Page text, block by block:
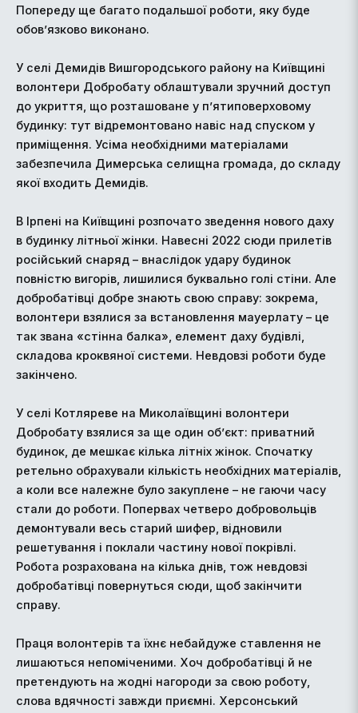
Попереду ще багато подальшої роботи, яку буде
обов’язково виконано.
У селі Демидів Вишгородського району на Київщині
волонтери Добробату облаштували зручний доступ
до укриття, що розташоване у п’ятиповерховому
будинку: тут відремонтовано навіс над спуском у
приміщення. Усіма необхідними матеріалами
забезпечила Димерська селищна громада, до складу
якої входить Демидів.
В Ірпені на Київщині розпочато зведення нового даху
в будинку літньої жінки. Навесні 2022 сюди прилетів
російський снаряд – внаслідок удару будинок
повністю вигорів, лишилися буквально голі стіни. Але
добробатівці добре знають свою справу: зокрема,
волонтери взялися за встановлення мауерлату – це
так звана «стінна балка», елемент даху будівлі,
складова кроквяної системи. Невдовзі роботи буде
закінчено.
У селі Котляреве на Миколаївщині волонтери
Добробату взялися за ще один об’єкт: приватний
будинок, де мешкає кілька літніх жінок. Спочатку
ретельно обрахували кількість необхідних матеріалів,
а коли все належне було закуплене – не гаючи часу
стали до роботи. Попервах четверо добровольців
демонтували весь старий шифер, відновили
решетування і поклали частину нової покрівлі.
Робота розрахована на кілька днів, тож невдовзі
добробатівці повернуться сюди, щоб закінчити
справу.
Праця волонтерів та їхнє небайдуже ставлення не
лишаються непоміченими. Хоч добробатівці й не
претендують на жодні нагороди за свою роботу,
слова вдячності завжди приємні. Херсонський